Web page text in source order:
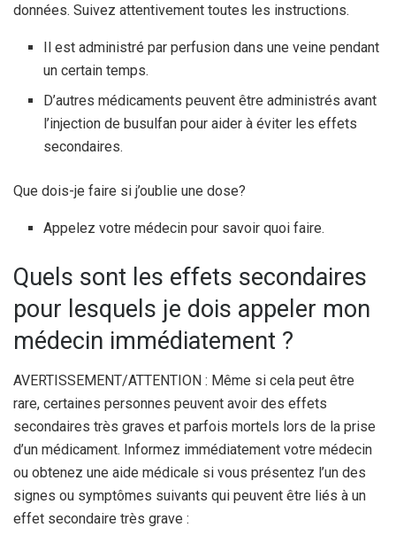
données. Suivez attentivement toutes les instructions.
Il est administré par perfusion dans une veine pendant
un certain temps.
D’autres médicaments peuvent être administrés avant
l’injection de busulfan pour aider à éviter les effets
secondaires.
Que dois-je faire si j’oublie une dose?
Appelez votre médecin pour savoir quoi faire.
Quels sont les effets secondaires
pour lesquels je dois appeler mon
médecin immédiatement ?
AVERTISSEMENT/ATTENTION : Même si cela peut être
rare, certaines personnes peuvent avoir des effets
secondaires très graves et parfois mortels lors de la prise
d’un médicament. Informez immédiatement votre médecin
ou obtenez une aide médicale si vous présentez l’un des
signes ou symptômes suivants qui peuvent être liés à un
effet secondaire très grave :